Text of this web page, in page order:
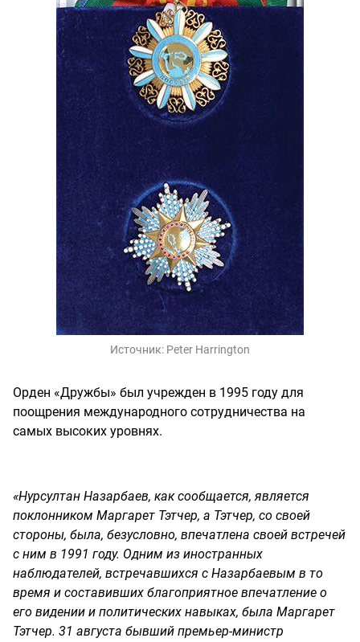
Источник: Peter Harrington
Орден «Дружбы» был учрежден в 1995 году для
поощрения международного сотрудничества на
самых высоких уровнях.
«Нурсултан Назарбаев, как сообщается, является
поклонником Маргарет Тэтчер, а Тэтчер, со своей
стороны, была, безусловно, впечатлена своей встречей
с ним в 1991 году. Одним из иностранных
наблюдателей, встречавшихся с Назарбаевым в то
время и составивших благоприятное впечатление о
его видении и политических навыках, была Маргарет
Тэтчер. 31 августа бывший премьер-министр